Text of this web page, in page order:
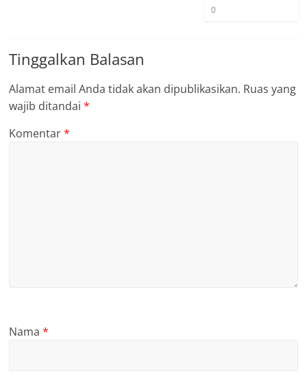
0
Tinggalkan Balasan
Alamat email Anda tidak akan dipublikasikan. Ruas yang
wajib ditandai*
Komentar*
Nama*